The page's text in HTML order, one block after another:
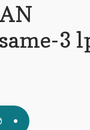
3
Aktueller